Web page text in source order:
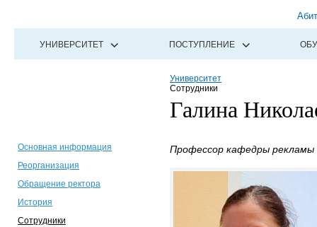
УНИВЕРСИТЕТ ПОСТУПЛЕНИЕ
Университет
Сотрудники
Галина
Основная информация
Реорганизация
Обращение ректора
История
Сотрудники
Профессор кафедры рекламы